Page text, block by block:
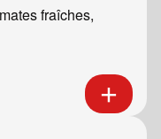
fraîches,